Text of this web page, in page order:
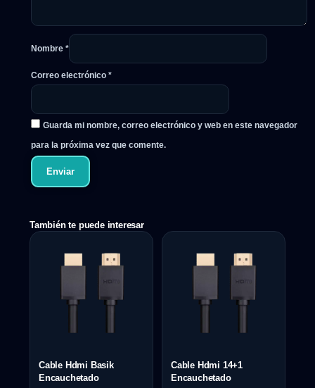
Nombre *
Correo electrónico *
Guarda mi nombre, correo electrónico y web en este navegador
para la próxima vez que comente.
También te puede interesar
Cable Hdmi Basik
Encauchetado
Cable Hdmi 14+1
Encauchetado